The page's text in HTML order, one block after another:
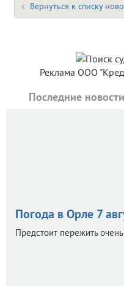
Вернуться к списку
Реклама ООО
Последние новости
Погода в Орле 7
Предстоит пережить